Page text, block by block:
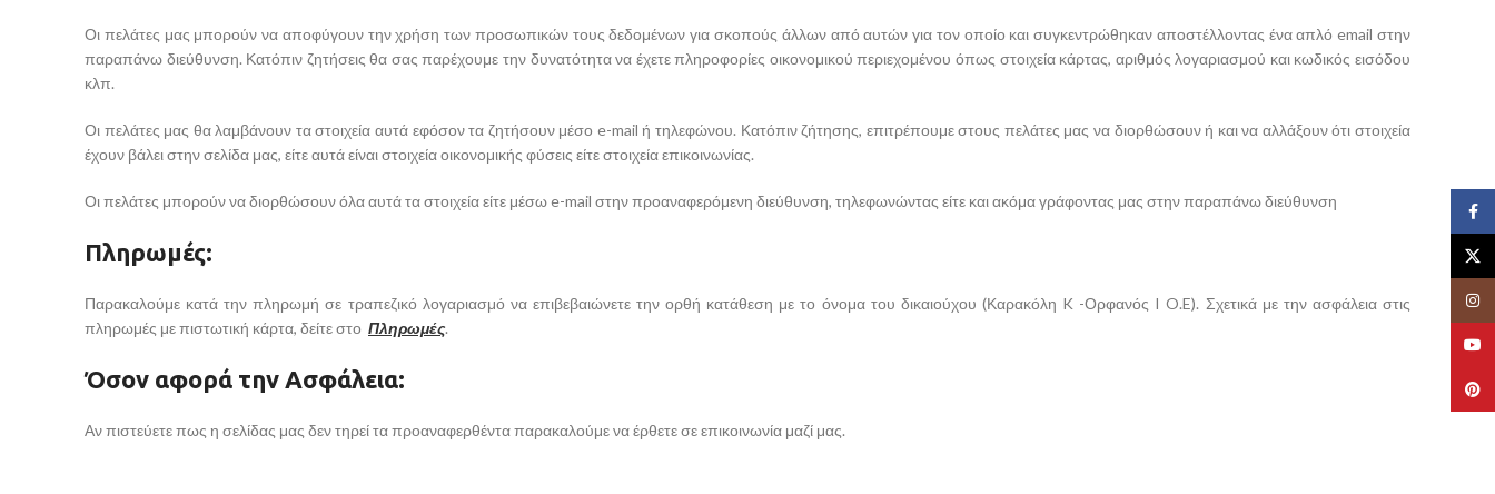
Οι πελάτες μας μπορούν να αποφύγουν την χρήση των προσωπικών τους δεδομένων για σκοπούς άλλων από αυτών για τον οποίο και συγκεντρώθηκαν αποστέλλοντας ένα απλό email στην
παραπάνω διεύθυνση. Κατόπιν ζητήσεις θα σας παρέχουμε την δυνατότητα να έχετε πληροφορίες οικονομικού περιεχομένου όπως στοιχεία κάρτας, αριθμός λογαριασμού και κωδικός εισόδου
κλπ.
Οι πελάτες μας θα λαμβάνουν τα στοιχεία αυτά εφόσον τα ζητήσουν μέσο e-mail ή τηλεφώνου. Κατόπιν ζήτησης, επιτρέπουμε στους πελάτες μας να διορθώσουν ή και να αλλάξουν ότι στοιχεία
έχουν βάλει στην σελίδα μας, είτε αυτά είναι στοιχεία οικονομικής φύσεις είτε στοιχεία επικοινωνίας.
Οι πελάτες μπορούν να διορθώσουν όλα αυτά τα στοιχεία είτε μέσω e-mail στην προαναφερόμενη διεύθυνση, τηλεφωνώντας είτε και ακόμα γράφοντας μας στην παραπάνω διεύθυνση
Πληρωμές:
Παρακαλούμε κατά την πληρωμή σε τραπεζικό λογαριασμό να επιβεβαιώνετε την ορθή κατάθεση με το όνομα του δικαιούχου (Καρακόλη K -Ορφανός I O.E). Σχετικά με την ασφάλεια στις
πληρωμές με πιστωτική κάρτα, δείτε στο Πληρωμές.
Όσον αφορά την Ασφάλεια:
Αν πιστεύετε πως η σελίδας μας δεν τηρεί τα προαναφερθέντα παρακαλούμε να έρθετε σε επικοινωνία μαζί μας.